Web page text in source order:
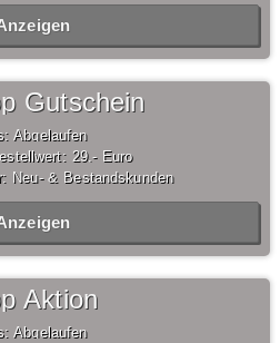
Gutschein
Abgelaufen
29,- Euro
Neu- & Bestandskunden
Aktion
Abgelaufen